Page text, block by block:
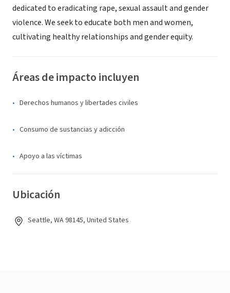
dedicated to eradicating rape, sexual assault and gender
violence. We seek to educate both men and women,
cultivating healthy relationships and gender equity.
Áreas de impacto incluyen
Derechos humanos y libertades civiles
Consumo de sustancias y adicción
Apoyo a las víctimas
Ubicación
Seattle, WA 98145, United States